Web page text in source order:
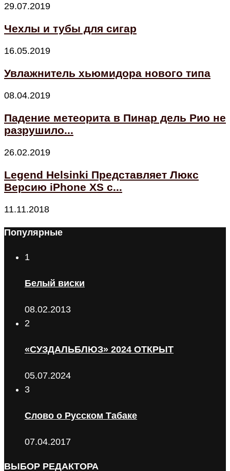
29.07.2019
Чехлы и тубы для сигар
16.05.2019
Увлажнитель хьюмидора нового типа
08.04.2019
Падение метеорита в Пинар дель Рио не
разрушило...
26.02.2019
Legend Helsinki Представляет Люкс
Версию iPhone XS с...
11.11.2018
Популярные
1
Белый виски
08.02.2013
2
«СУЗДАЛЬБЛЮЗ» 2024 ОТКРЫТ
05.07.2024
3
Слово о Русском Табаке
07.04.2017
ВЫБОР РЕДАКТОРА